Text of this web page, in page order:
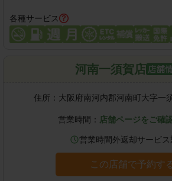
各種サービス
河南一須賀店
住所： 大阪府南河内郡河南町大字一
営業時間： 店舗ページをご確
営業時間外返却サービス
この店舗で予約す